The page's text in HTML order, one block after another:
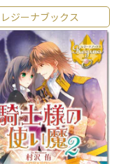
レジーナブックス